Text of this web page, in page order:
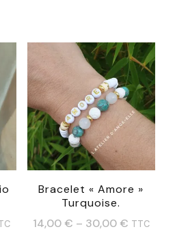
a
plusieurs
variations.
Les
options
peuvent
être
Bracelet « Amore »
Turquoise.
14,00 € – 30,00 € TTC